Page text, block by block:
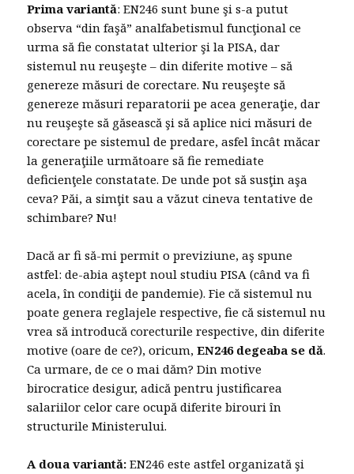
Prima variantă: EN246 sunt bune şi s-a putut
observa “din faşă” analfabetismul funcţional ce
urma să fie constatat ulterior şi la PISA, dar
sistemul nu reuşeşte – din diferite motive – să
genereze măsuri de corectare. Nu reuşeşte să
genereze măsuri reparatorii pe acea generaţie, dar
nu reuşeşte să găsească şi să aplice nici măsuri de
corectare pe sistemul de predare, asfel încât măcar
la generaţiile următoare să fie remediate
deficienţele constatate. De unde pot să susţin aşa
ceva? Păi, a simţit sau a văzut cineva tentative de
schimbare? Nu!
Dacă ar fi să-mi permit o previziune, aş spune
astfel: de-abia aştept noul studiu PISA (când va fi
acela, în condiţii de pandemie). Fie că sistemul nu
poate genera reglajele respective, fie că sistemul nu
vrea să introducă corecturile respective, din diferite
motive (oare de ce?), oricum,EN246 degeaba se dă.
Ca urmare, de ce o mai dăm? Din motive
birocratice desigur, adică pentru justificarea
salariilor celor care ocupă diferite birouri în
structurile Ministerului.
A doua variantă: EN246 este astfel organizată şi